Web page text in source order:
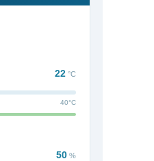
22 °C
40°C
50 %